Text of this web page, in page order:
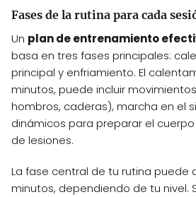
Fases de la rutina para cada
Un plan de entrenamiento
basa en tres fases principales:
principal y enfriamiento. El
minutos, puede incluir
hombros, caderas), marcha en el
dinámicos para preparar el
de lesiones.
La fase central de tu rutina puede
minutos, dependiendo de tu nivel.